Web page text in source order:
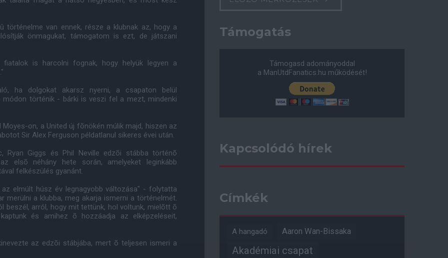
történelme van ennek, része a klubnak az, hogy a
önmagukat, támogatom is ezt, de játszani
is harcolni fognak, hogy helyük legyen a
ha dolgokat akarsz nyerni, a csapaton belül
történik - bárki is veszi fel a mezt, mindenki
on, a United új fõnökén múlik majd, hiszen az
Sir Alex Ferguson példatlanul sikeres évei után.
Ryan Giggs és Phil Neville edzõi stábba történõ
elsõ néhány hete során, amelyeket leginkább
felkészülés gyanánt.
elmúlt húsz év legnagyobb változása" - folytatta
merülni a klubba, meg akarja ismerni a történelmét.
beszél, arról, hogy mit tettünk, hol voltunk, mielõtt õ
és amihez õ hozzáadja az elképzeléseit,
az edzõi stábjába, mert õ teljesen ismeri a
Támogatás
Támogasd adományoddal
a ManUtdFanatics.hu működését!
Kapcsolódó hírek
Címkék
A hangadó Aaron Wan-Bissaka
Akadémiai csapat